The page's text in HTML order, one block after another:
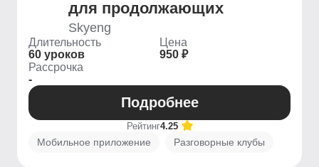
для продолжающих
Skyeng
Длительность
60 уроков
Цена
950 ₽
Рассрочка
-
Подробнее
Рейтинг4.25
Мобильное приложение Разговорные клубы